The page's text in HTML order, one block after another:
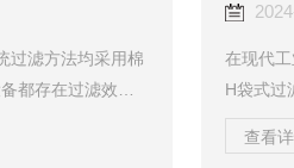
过滤方法均采用棉
都存在过滤效果
满足酒厂的生产
在现代
H袋式过
细介绍
查看